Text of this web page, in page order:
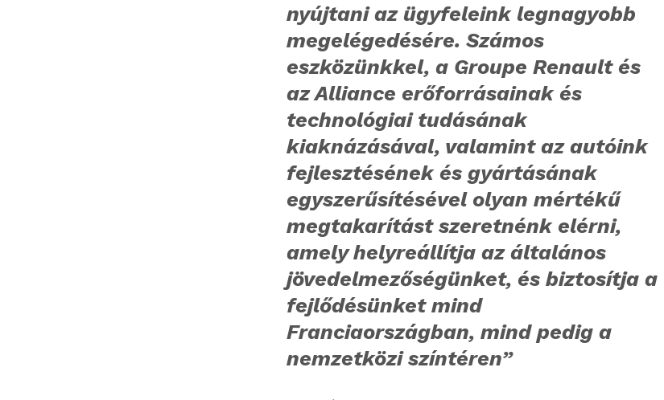
nyújtani az ügyfeleink legnagyobb
megelégedésére. Számos
eszközünkkel, a Groupe Renault és
az Alliance erőforrásainak és
technológiai tudásának
kiaknázásával, valamint az autóink
fejlesztésének és gyártásának
egyszerűsítésével olyan mértékű
megtakarítást szeretnénk elérni,
amely helyreállítja az általános
jövedelmezőségünket, és biztosítja a
fejlődésünket mind
Franciaországban, mind pedig a
nemzetközi színtéren”